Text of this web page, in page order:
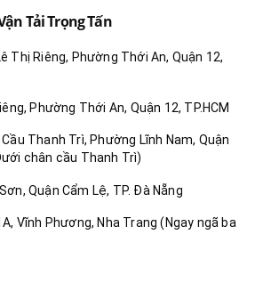
Tải Trọng Tấn
Thị Riêng, Phường Thới An, Quận 12,
Phường Thới An, Quận 12, TP.HCM
Thanh Trì, Phường Lĩnh Nam, Quận
chân cầu Thanh Trì)
Quận Cẩm Lệ, TP. Đà Nẵng
Vĩnh Phương, Nha Trang (Ngay ngã ba